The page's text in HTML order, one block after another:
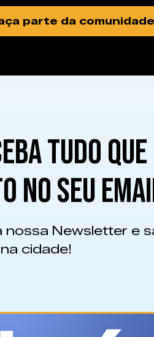
parte da comunidade
TUDO
NO SEU
nossa Newsletter e
cidade!